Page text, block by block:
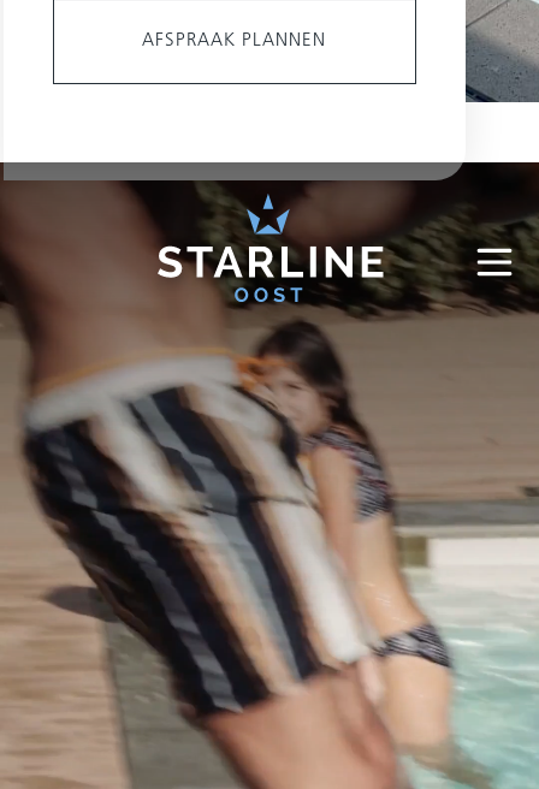
AFSPRAAK PLANNEN